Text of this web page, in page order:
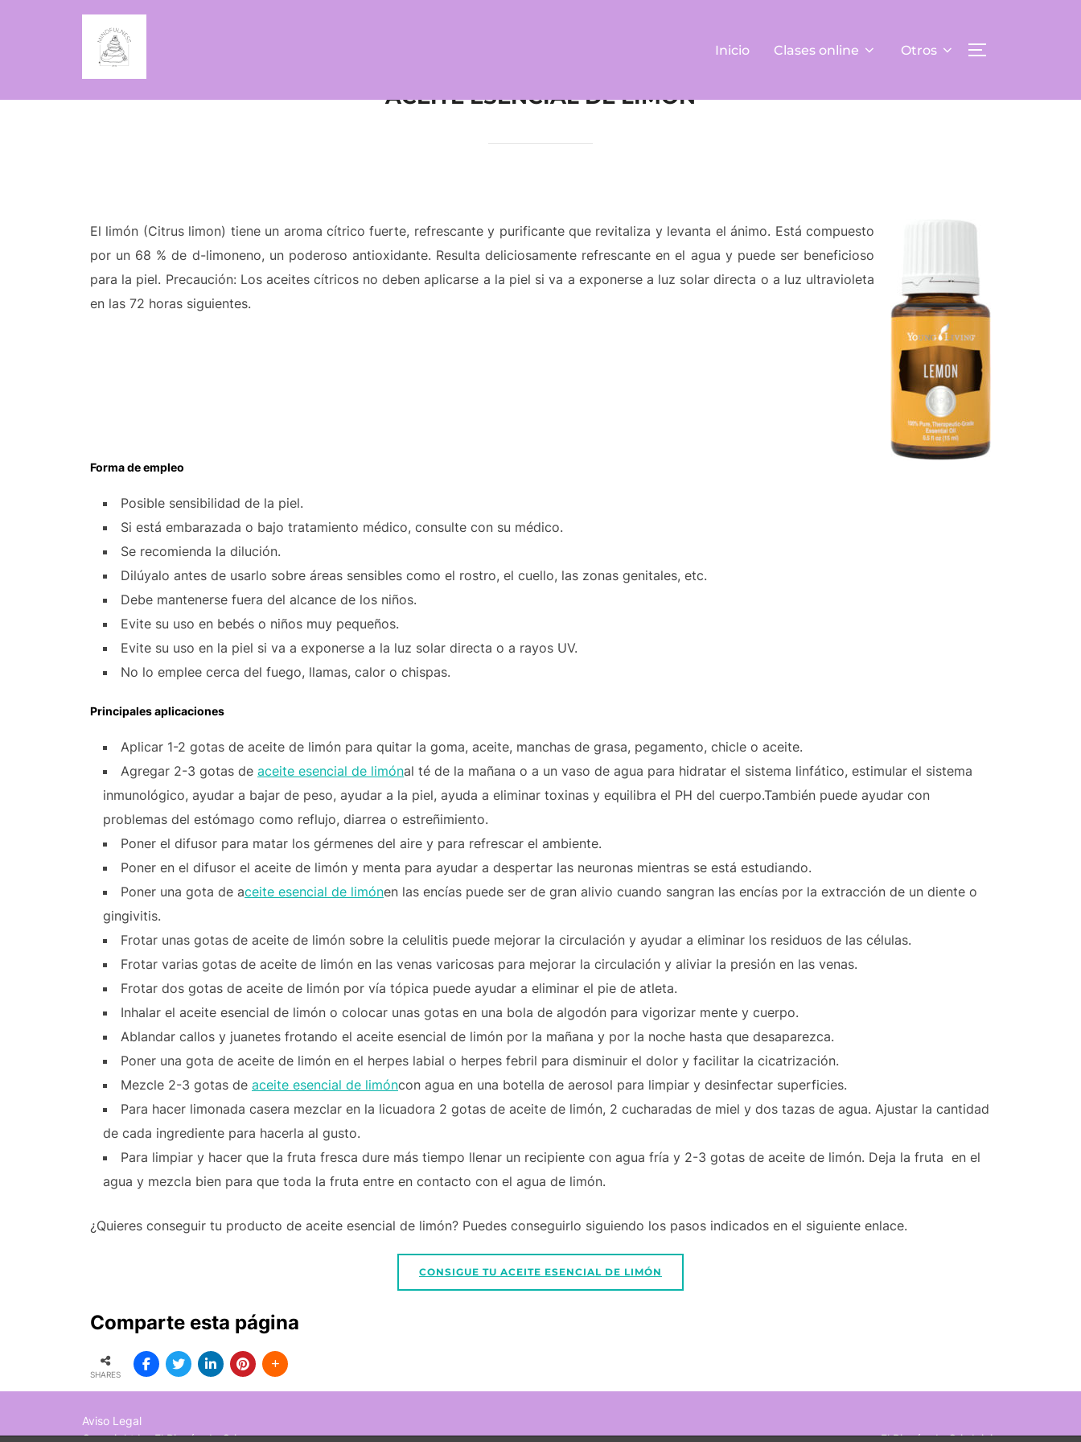
Inicio Clases online Otros ALTERNAR
ACEITE ESENCIAL DE LIMÓN
El limón (Citrus limon) tiene un aroma cítrico fuerte, refrescante y purificante que revitaliza y levanta el ánimo. Está compuesto
por un 68 % de d-limoneno, un poderoso antioxidante. Resulta deliciosamente refrescante en el agua y puede ser beneficioso
para la piel. Precaución: Los aceites cítricos no deben aplicarse a la piel si va a exponerse a luz solar directa o a luz ultravioleta
en las 72 horas siguientes.
Forma de empleo
Posible sensibilidad de la piel.
Si está embarazada o bajo tratamiento médico, consulte con su médico.
Se recomienda la dilución.
Dilúyalo antes de usarlo sobre áreas sensibles como el rostro, el cuello, las zonas genitales, etc.
Debe mantenerse fuera del alcance de los niños.
Evite su uso en bebés o niños muy pequeños.
Evite su uso en la piel si va a exponerse a la luz solar directa o a rayos UV.
No lo emplee cerca del fuego, llamas, calor o chispas.
Principales aplicaciones
Aplicar 1-2 gotas de aceite de limón para quitar la goma, aceite, manchas de grasa, pegamento, chicle o aceite.
Agregar 2-3 gotas de aceite esencial de limónal té de la mañana o a un vaso de agua para hidratar el sistema linfático, estimular el sistema
inmunológico, ayudar a bajar de peso, ayudar a la piel, ayuda a eliminar toxinas y equilibra el PH del cuerpo.También puede ayudar con
problemas del estómago como reflujo, diarrea o estreñimiento.
Poner el difusor para matar los gérmenes del aire y para refrescar el ambiente.
Poner en el difusor el aceite de limón y menta para ayudar a despertar las neuronas mientras se está estudiando.
Poner una gota de aceite esencial de limónen las encías puede ser de gran alivio cuando sangran las encías por la extracción de un diente o
gingivitis.
Frotar unas gotas de aceite de limón sobre la celulitis puede mejorar la circulación y ayudar a eliminar los residuos de las células.
Frotar varias gotas de aceite de limón en las venas varicosas para mejorar la circulación y aliviar la presión en las venas.
Frotar dos gotas de aceite de limón por vía tópica puede ayudar a eliminar el pie de atleta.
Inhalar el aceite esencial de limón o colocar unas gotas en una bola de algodón para vigorizar mente y cuerpo.
Ablandar callos y juanetes frotando el aceite esencial de limón por la mañana y por la noche hasta que desaparezca.
Poner una gota de aceite de limón en el herpes labial o herpes febril para disminuir el dolor y facilitar la cicatrización.
Mezcle 2-3 gotas de aceite esencial de limóncon agua en una botella de aerosol para limpiar y desinfectar superficies.
Para hacer limonada casera mezclar en la licuadora 2 gotas de aceite de limón, 2 cucharadas de miel y dos tazas de agua. Ajustar la cantidad
de cada ingrediente para hacerla al gusto.
Para limpiar y hacer que la fruta fresca dure más tiempo llenar un recipiente con agua fría y 2-3 gotas de aceite de limón. Deja la fruta en el
agua y mezcla bien para que toda la fruta entre en contacto con el agua de limón.
¿Quieres conseguir tu producto de aceite esencial de limón? Puedes conseguirlo siguiendo los pasos indicados en el siguiente enlace.
CONSIGUE TU ACEITE ESENCIAL DE LIMÓN
Comparte esta página
SHARES
Aviso Legal
Copyright by El Rincón de Cris
El Rincón de CrisInicio